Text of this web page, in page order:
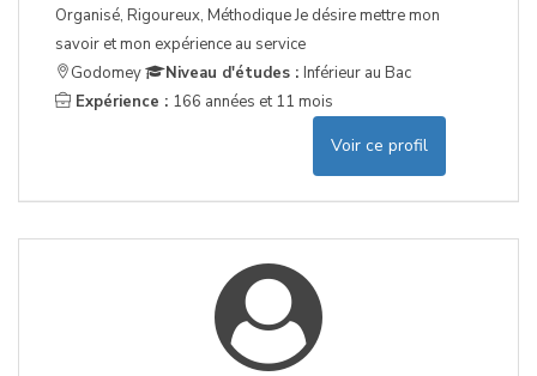
Organisé, Rigoureux, Méthodique Je désire mettre mon
savoir et mon expérience au service
Godomey
Niveau d'études : Inférieur au Bac
Expérience : 166 années et 11 mois
Voir ce profil